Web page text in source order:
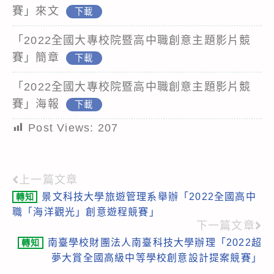
賽」來文
下載
「2022全國大專校院暨高中職創意主題影片競
賽」簡章
下載
「2022全國大專校院暨高中職創意主題影片競
賽」海報
下載
Post Views: 207
Read
more
上一篇文章
轉知
景文科技大學旅遊管理系舉辦「2022全國高中
職「海洋觀光」創意遊程競賽」
下一篇文章
轉知
南臺學校財團法人南臺科技大學辦理「2022超
夢大賞全國高級中等學校創意設計提案競賽」